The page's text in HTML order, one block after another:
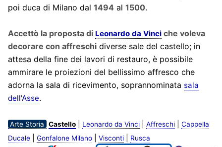
poi duca di Milano dal 1494 al 1500.
Accettò la proposta di Leonardo da Vinciche voleva
decorare con affreschidiverse sale del castello; in
attesa della fine dei lavori di restauro, è possibile
ammirare le proiezioni del bellissimo affresco che
adorna la sala di ricevimento, soprannominata sala
dell'Asse.
Arte Storia Castello| Leonardo da Vinci| Affreschi| Cappella
Ducale| Gonfalone Milano| Visconti|
Rusca